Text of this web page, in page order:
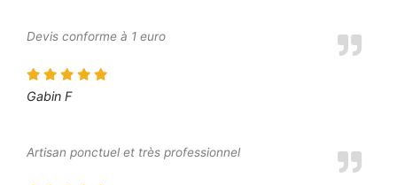
Devis conforme à 1 euro
Gabin F
Artisan ponctuel et très professionnel